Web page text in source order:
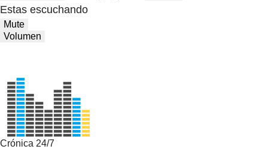
Estas escuchando
Mute
Volumen
Crónica 24/7